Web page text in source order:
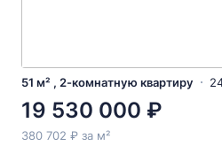
51 м² , 2-комнатную квартиру
19 530 000 ₽
380 702 ₽ за м²